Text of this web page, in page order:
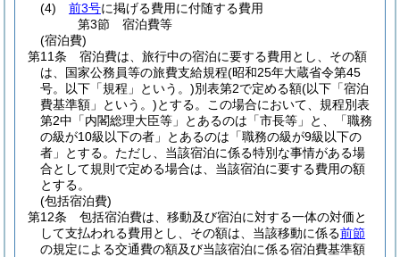
(4)
前3号に掲げる費用に付随する費用
第3節
宿泊費等
(宿泊費)
第11条
宿泊費は、旅行中の宿泊に要する費用とし、その額
は、国家公務員等の旅費支給規程(昭和25年大蔵省令第45
号。以下「規程」という。)別表第2で定める額(以下「宿泊
費基準額」という。)とする。
この場合において、規程別表
第2中「内閣総理大臣等」とあるのは「市長等」と、「職務
の級が10級以下の者」とあるのは「職務の級が9級以下の
者」とする。 ただし、当該宿泊に係る特別な事情がある場
合として規則で定める場合は、当該宿泊に要する費用の額
とする。
(包括宿泊費)
第12条
包括宿泊費は、移動及び宿泊に対する一体の対価と
して支払われる費用とし、その額は、当該移動に係る前節
の規定による交通費の額及び当該宿泊に係る宿泊費基準額